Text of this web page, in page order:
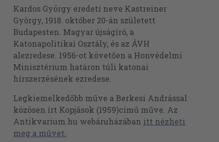
Kardos György eredeti neve Kastreiner
György, 1918. október 20-án született
Budapesten. Magyar újságíró, a
Katonapolitikai Osztály, és az ÁVH
alezredese. 1956-ot követően a Honvédelmi
Minisztérium határon túli katonai
hírszerzésének ezredese.
Legkiemelkedőbb műve a Berkesi Andrással
közösen írt Kopjások (1959)című műve. Az
Antikvarium.hu webáruházában itt nézheti
meg a művet